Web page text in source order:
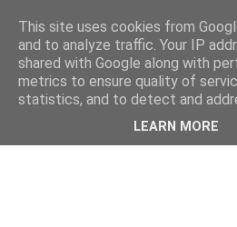
This site uses cookies from
and to analyze traffic. Your IP
shared with Google along with
metrics to ensure quality of
statistics, and to detect and
LEARN MORE